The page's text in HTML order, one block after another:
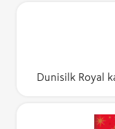
Dunisilk Royal